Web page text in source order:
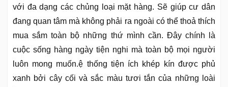
với đa dạng các chủng loại mặt hàng. Sẽ giúp cư dân
đang quan tâm mà không phải ra ngoài có thể thoả thích
mua sắm toàn bộ những thứ mình cần. Đây chính là
cuộc sống hàng ngày tiện nghi mà toàn bộ mọi người
luôn mong muốn.ệ thống tiện ích khép kín được phủ
xanh bởi cây cối và sắc màu tươi tắn của những loài